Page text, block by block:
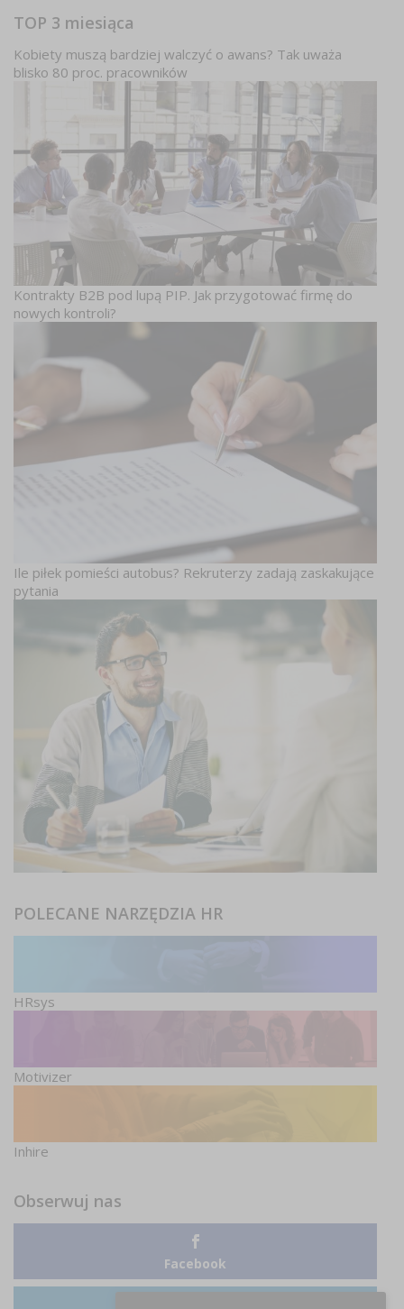
TOP 3 miesiąca
Kobiety muszą bardziej walczyć o awans? Tak uważa
blisko 80 proc. pracowników
Kontrakty B2B pod lupą PIP. Jak przygotować firmę do
nowych kontroli?
Ile piłek pomieści autobus? Rekruterzy zadają zaskakujące
pytania
POLECANE NARZĘDZIA HR
HRsys
Motivizer
Inhire
Obserwuj nas
Facebook